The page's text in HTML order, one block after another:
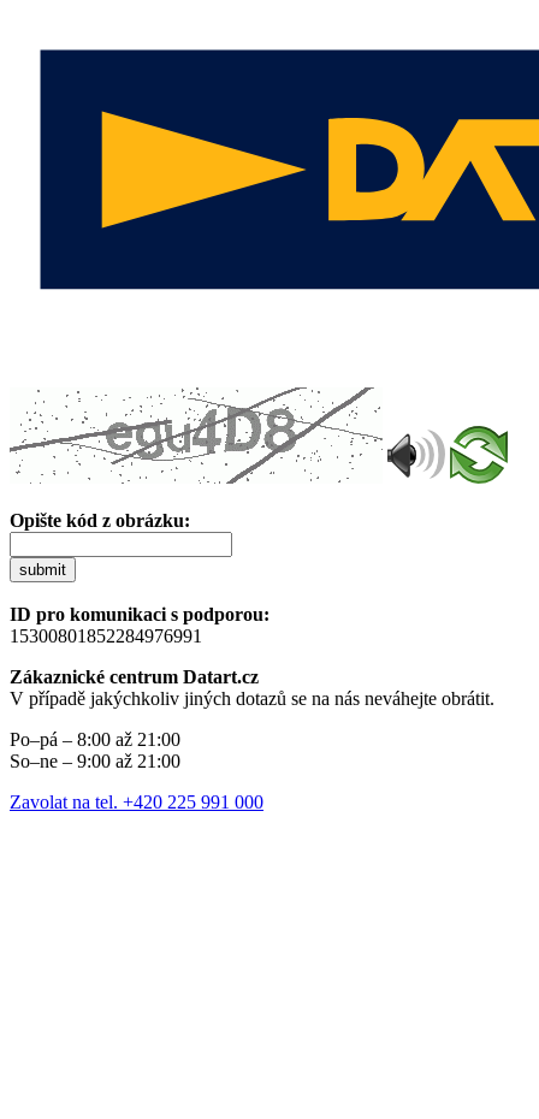
Opište kód z obrázku:
submit
ID pro komunikaci s podporou:
15300801852284976991
Zákaznické centrum Datart.cz
V případě jakýchkoliv jiných dotazů se na nás neváhejte obrátit.
Po–pá – 8:00 až 21:00
So–ne – 9:00 až 21:00
Zavolat na tel. +420 225 991 000